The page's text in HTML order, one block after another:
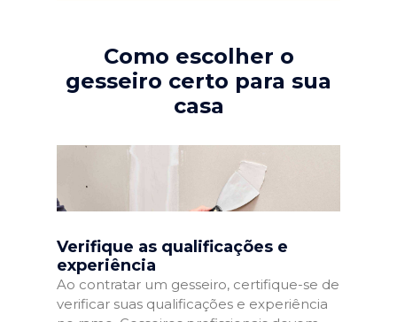
Como escolher o
gesseiro certo para sua
casa
Verifique as qualificações e
experiência
Ao contratar um gesseiro, certifique-se de
verificar suas qualificações e experiência